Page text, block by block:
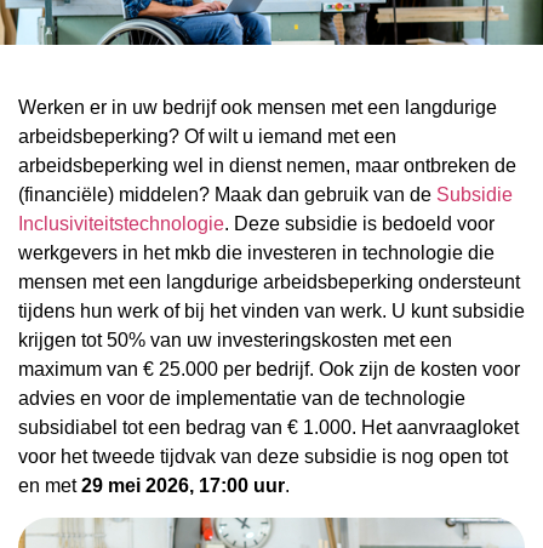
Werken er in uw bedrijf ook mensen met een langdurige
arbeidsbeperking? Of wilt u iemand met een
arbeidsbeperking wel in dienst nemen, maar ontbreken de
(financiële) middelen? Maak dan gebruik van de Subsidie
Inclusiviteitstechnologie. Deze subsidie is bedoeld voor
werkgevers in het mkb die investeren in technologie die
mensen met een langdurige arbeidsbeperking ondersteunt
tijdens hun werk of bij het vinden van werk. U kunt subsidie
krijgen tot 50% van uw investeringskosten met een
maximum van € 25.000 per bedrijf. Ook zijn de kosten voor
advies en voor de implementatie van de technologie
subsidiabel tot een bedrag van € 1.000. Het aanvraagloket
voor het tweede tijdvak van deze subsidie is nog open tot
en met29 mei 2026, 17:00 uur.